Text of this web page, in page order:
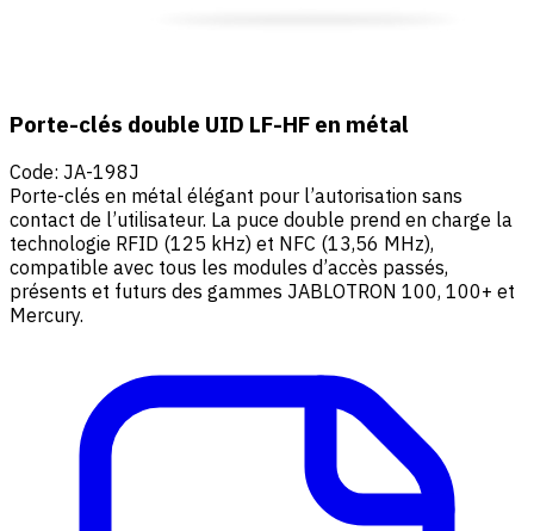
Porte-clés double UID LF-HF en métal
Code: JA-198J
Porte-clés en métal élégant pour l’autorisation sans
contact de l’utilisateur. La puce double prend en charge la
technologie RFID (125 kHz) et NFC (13,56 MHz),
compatible avec tous les modules d’accès passés,
présents et futurs des gammes JABLOTRON 100, 100+ et
Mercury.